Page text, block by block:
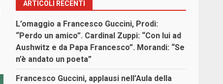
ARTICOLI RECENTI
L’omaggio a Francesco Guccini, Prodi:
“Perdo un amico”. Cardinal Zuppi: “Con lui ad
Aushwitz e da Papa Francesco”. Morandi: “Se
n’è andato un poeta”
Francesco Guccini, applausi nell’Aula della